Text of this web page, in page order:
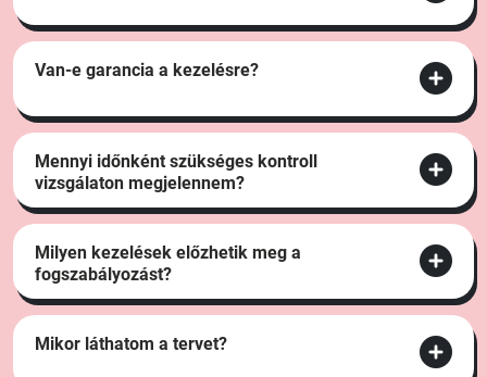
Van-e garancia a kezelésre?
Mennyi időnként szükséges kontroll
vizsgálaton megjelennem?
Milyen kezelések előzhetik meg a
fogszabályozást?
Mikor láthatom a tervet?